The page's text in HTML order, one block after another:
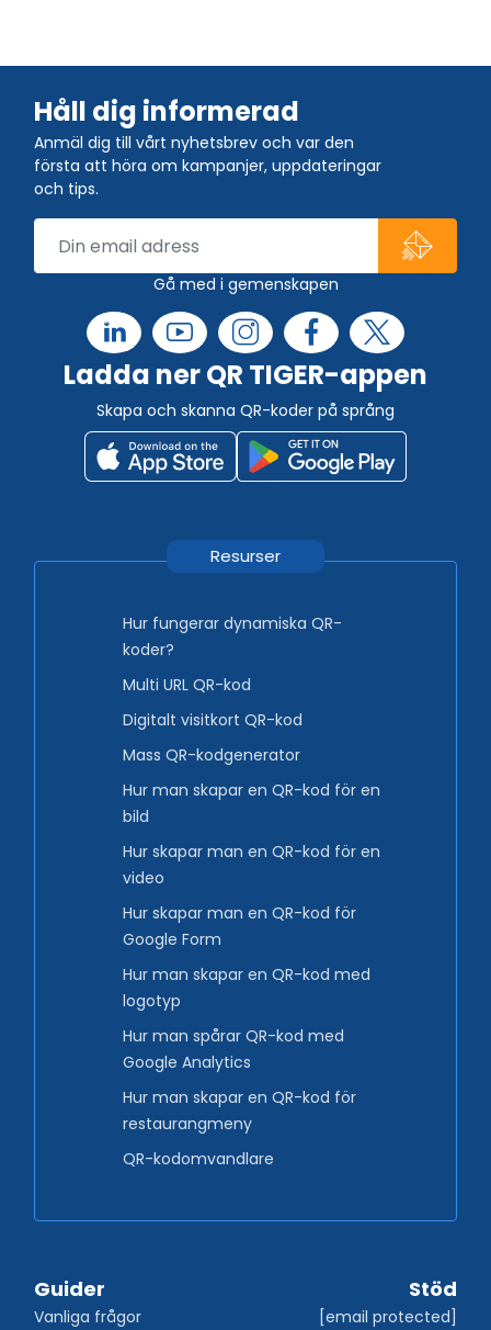
Håll dig informerad
Anmäl dig till vårt nyhetsbrev och var den
första att höra om kampanjer, uppdateringar
och tips.
Gå med i gemenskapen
Ladda ner QR TIGER-appen
Skapa och skanna QR-koder på språng
Resurser
Hur fungerar dynamiska QR-
koder?
Multi URL QR-kod
Digitalt visitkort QR-kod
Mass QR-kodgenerator
Hur man skapar en QR-kod för en
bild
Hur skapar man en QR-kod för en
video
Hur skapar man en QR-kod för
Google Form
Hur man skapar en QR-kod med
logotyp
Hur man spårar QR-kod med
Google Analytics
Hur man skapar en QR-kod för
restaurangmeny
QR-kodomvandlare
Guider
Vanliga frågor
Stöd
[email protected]